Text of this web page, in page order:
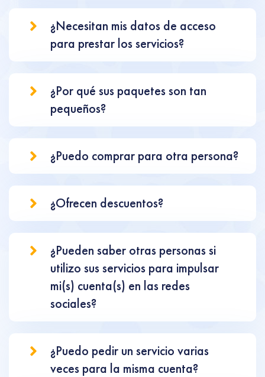
¿Necesitan mis datos de acceso
para prestar los servicios?
¿Por qué sus paquetes son tan
pequeños?
¿Puedo comprar para otra persona?
¿Ofrecen descuentos?
¿Pueden saber otras personas si
utilizo sus servicios para impulsar
mi(s) cuenta(s) en las redes
sociales?
¿Puedo pedir un servicio varias
veces para la misma cuenta?